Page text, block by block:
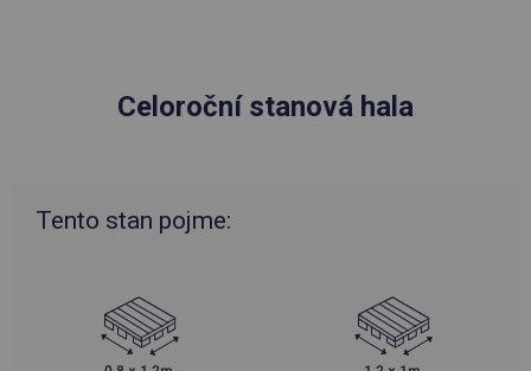
Celoroční stanová hala
Tento stan pojme: